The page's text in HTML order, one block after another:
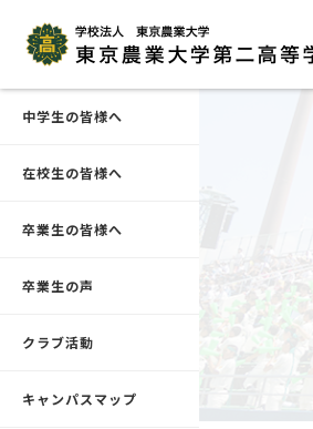
中学生の皆様へ
在校生の皆様へ
卒業生の皆様へ
卒業生の声
クラブ活動
キャンパスマップ